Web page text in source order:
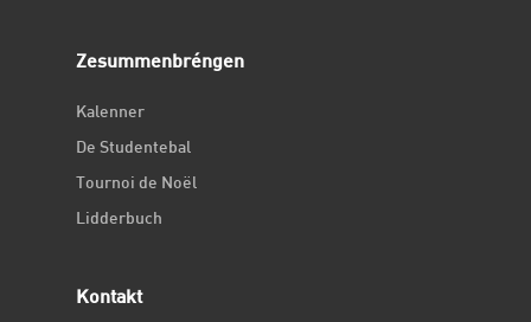
Zesummenbréngen
Kalenner
De Studentebal
Tournoi de Noël
Lidderbuch
Kontakt